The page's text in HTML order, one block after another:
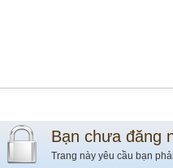
Bạn chưa đăng
Trang này yêu cầu bạn